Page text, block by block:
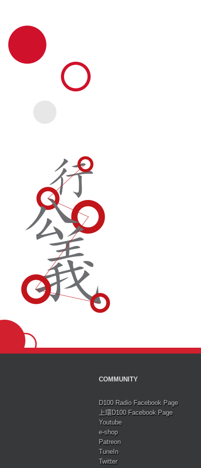
COMMUNITY
D100 Radio Facebook Page
上環D100 Facebook Page
Youtube
e-shop
Patreon
TuneIn
Twitter